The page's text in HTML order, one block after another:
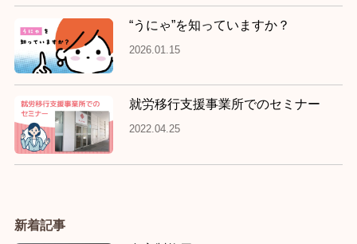
“うにゃ”を知っていますか？
2026.01.15
就労移行支援事業所でのセミナー
2022.04.25
新着記事